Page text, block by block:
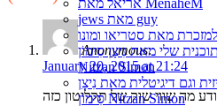
jews מאת guy
מאת סטריאו ומונו
שלי מאת נִיצָן סִימוֹן
Nitzan Simon
וגם דיגיטלית מאת נִיצָן
סִימוֹן Nitzan Simon
Anonymous:
January 20, 2015 at 21:24